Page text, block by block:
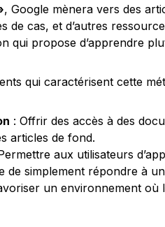
, Google mènera vers des
de cas, et d’autres
qui propose d’apprendre
qui caractérisent cette
: Offrir des accès à des
articles de fond.
aux utilisateurs
de simplement répondre à
un environnement où